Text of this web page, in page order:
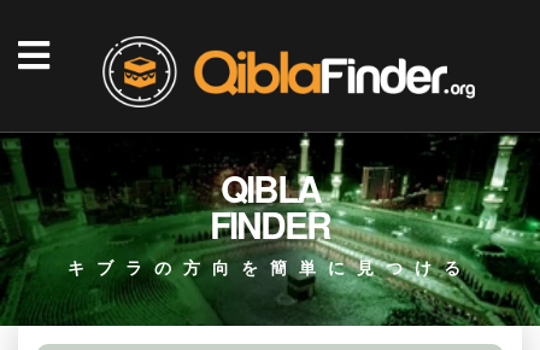
QIBLA
FINDER
キブラの方向を簡単に見つける